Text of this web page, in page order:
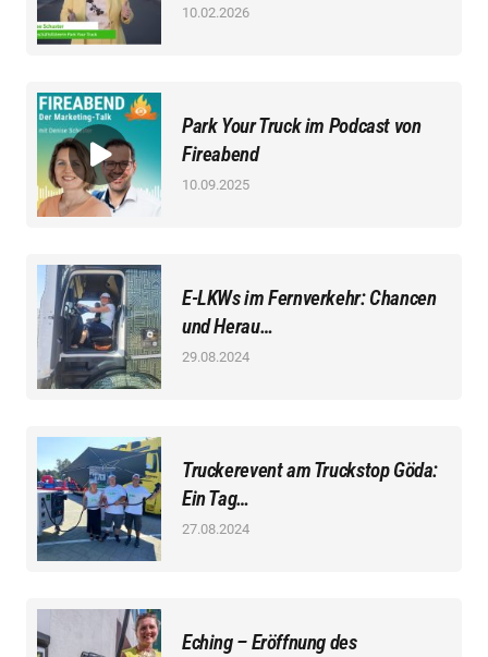
10.02.2026
Park Your Truck im Podcast von
Fireabend
10.09.2025
E-LKWs im Fernverkehr: Chancen
und Herau…
29.08.2024
Truckerevent am Truckstop Göda:
Ein Tag…
27.08.2024
Eching – Eröffnung des